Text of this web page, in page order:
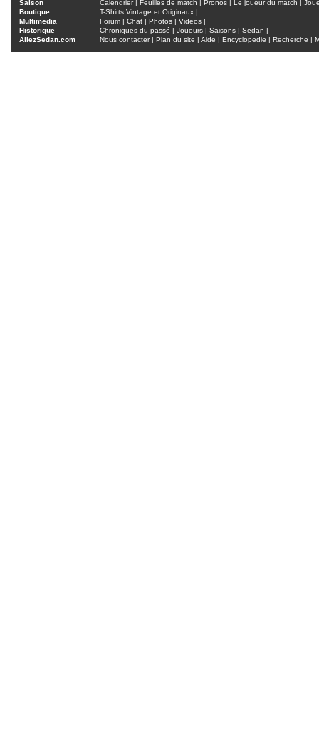
Saison Calendrier| Feuilles de match Pronos Le joueur du match
Boutique
T-Shirts Vintage et Originaux |
Multimedia
Forum | Chat | Photos | Videos |
Historique
Chroniques du passé | Joueurs | Saisons | Sedan |
AllezSedan.com
Nous contacter| Plan du site | Aide | Encyclopedie | Recherche |